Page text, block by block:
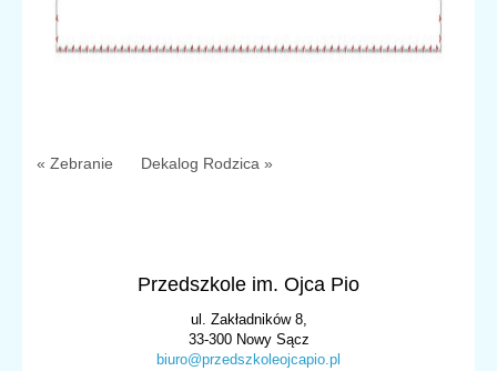
« Zebranie Dekalog Rodzica »
Przedszkole im. Ojca Pio
ul. Zakładników 8,
33-300 Nowy Sącz
biuro@przedszkoleojcapio.pl